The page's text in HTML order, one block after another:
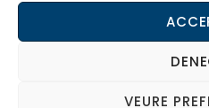
VEURE
© 2024 Ajuntament de